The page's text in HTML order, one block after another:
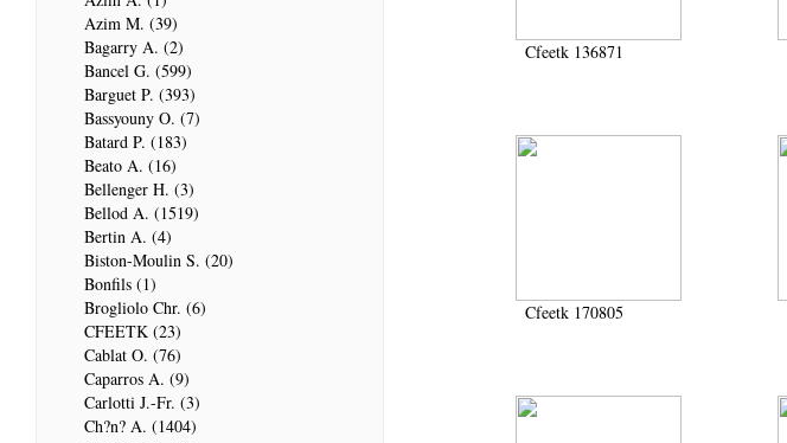
Azim M. (39)
Bagarry A. (2)
Bancel G. (599)
Barguet P. (393)
Bassyouny O. (7)
Batard P. (183)
Beato A. (16)
Bellenger H. (3)
Bellod A. (1519)
Bertin A. (4)
Biston-Moulin S. (20)
Bonfils (1)
Brogliolo Chr. (6)
CFEETK (23)
Cablat O. (76)
Caparros A. (9)
Carlotti J.-Fr. (3)
Ch?n? A. (1404)
Cfeetk 136871
Cfeetk 170805